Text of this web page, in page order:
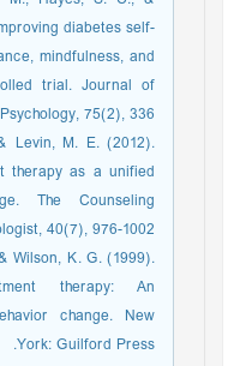
diabetes self-
mindfulness, and
trial. Journal of
75(2), 336.
Levin, M. E. (2012).
therapy as a unified
The Counseling
40(7), 976-1002.
Wilson, K. G. (1999).
therapy: An
change. New
York: Guilford Press.